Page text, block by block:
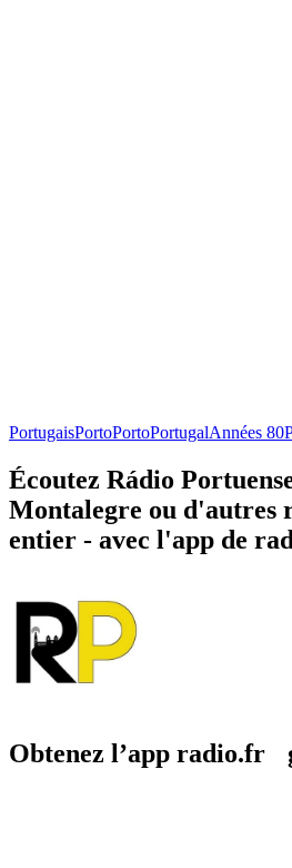
PortugaisPortoPortoPortugalAnnées 80
Écoutez Rádio
Montalegre ou d'autres
entier - avec l'app de
Obtenez l’app radio.fr